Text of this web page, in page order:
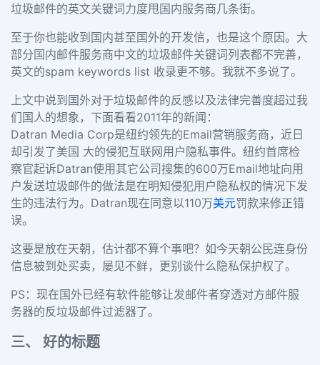
垃圾邮件的英文关键词力度甩国内服务商几条街。
至于你也能收到国内甚至国外的开发信，也是这个原因。大
部分国内邮件服务商中文的垃圾邮件关键词列表都不完善，
英文的spam keywords list 收录更不够。我就不多说了。
上文中说到国外对于垃圾邮件的反感以及法律完善度超过我
们国人的想象，下面看看2011年的新闻：
Datran Media Corp是纽约领先的Email营销服务商，近日
却引发了美国 大的侵犯互联网用户隐私事件。纽约首席检
察官起诉Datran使用其它公司搜集的600万Email地址向用
户发送垃圾邮件的做法是在明知侵犯用户隐私权的情况下发
生的违法行为。Datran现在同意以110万美元罚款来修正错
误。
这要是放在天朝，估计都不算个事吧？如今天朝公民连身份
信息被到处买卖，屡见不鲜，更别谈什么隐私保护权了。
PS：现在国外已经有软件能够让发邮件者穿透对方邮件服
务器的反垃圾邮件过滤器了。
三、 好的标题